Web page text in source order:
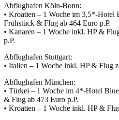
Abflughafen Köln-Bonn:
• Kroatien – 1 Woche im 3,5*-Hotel
Frühstück & Flug ab 464 Euro p.P.
• Kanaren – 1 Woche inkl. HP &
p.P.
Abflughafen Stuttgart:
• Italien – 1 Woche inkl. HP & Flug
Abflughafen München:
• Türkei – 1 Woche im 4*-Hotel
& Flug ab 473 Euro p.P.
• Kroatien – 1 Woche inkl. HP &